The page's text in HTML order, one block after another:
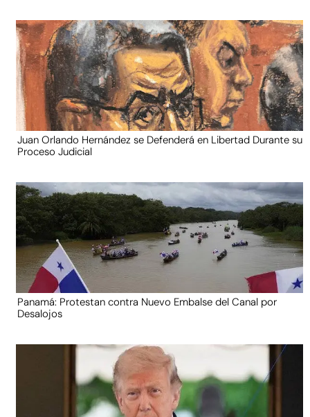
Juan Orlando Hernández se Defenderá en Libertad Durante su
Proceso Judicial
Panamá: Protestan contra Nuevo Embalse del Canal por
Desalojos